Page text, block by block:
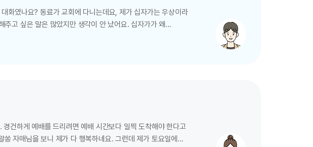
화였나요? 동료가 교회에 다니는데요, 제가 십자가는 우상이라
주고 싶은 말은 많았지만 생각이 안 났어요. 십자가가 왜
만들지 말고 또 위로 하늘에 있는 것이나 아래로 땅에 있는
건하게 예배를 드리려면 예배 시간보다 일찍 도착해야 한다고
자매님을 보니 제가 다 행복하네요. 그런데 제가 토요일에